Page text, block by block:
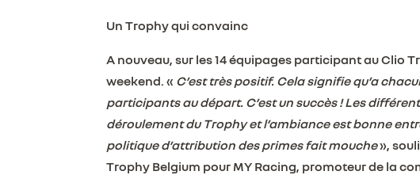
Un Trophy qui convainc
A nouveau, sur les 14 équipages participant au Clio
weekend. « C’est très positif. Cela signifie qu’a
participants au départ. C’est un succès ! Les
déroulement du Trophy et l’ambiance est bonne
politique d’attribution des primes fait mouche»,
Trophy Belgium pour MY Racing, promoteur de la